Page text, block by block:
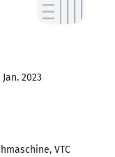
2023
VTC